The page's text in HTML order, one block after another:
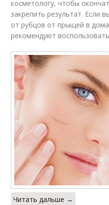
косметологу, чтобы
закрепить результат. Если
от рубцов от прыщей в
рекомендуют
Читать дальше →